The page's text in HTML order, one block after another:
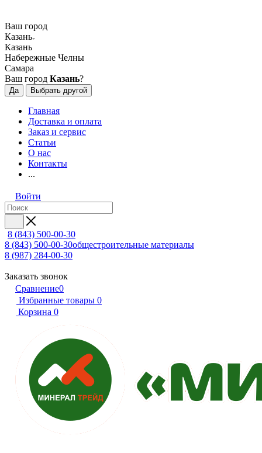
Ваш город
Казань
Казань
Набережные Челны
Самара
Ваш город Казань?
Да Выбрать другой
Главная
Доставка и оплата
Заказ и сервис
Статьи
О нас
Контакты
...
Войти
8 (843) 500-00-30
8 (843) 500-00-30общестроительные материалы
8 (987) 284-00-30
Заказать звонок
Сравнение0
Избранные товары 0
Корзина 0